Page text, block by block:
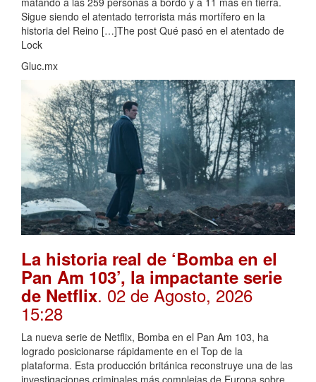
Sigue siendo el atentado terrorista más mortífero en la
historia del Reino […]The post Qué pasó en el atentado de
Lock
Gluc.mx
La historia real de ‘Bomba en el
Pan Am 103’, la impactante serie
de Netflix. 02 de Agosto, 2026
15:28
La nueva serie de Netflix, Bomba en el Pan Am 103, ha
logrado posicionarse rápidamente en el Top de la
plataforma. Esta producción británica reconstruye una de las
investigaciones criminales más complejas de Europa sobre